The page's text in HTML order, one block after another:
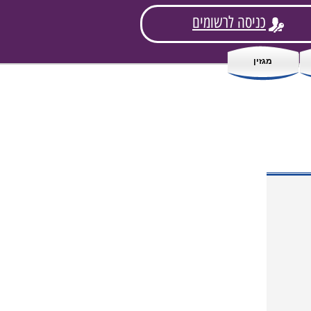
כניסה לרשומים
מגזין